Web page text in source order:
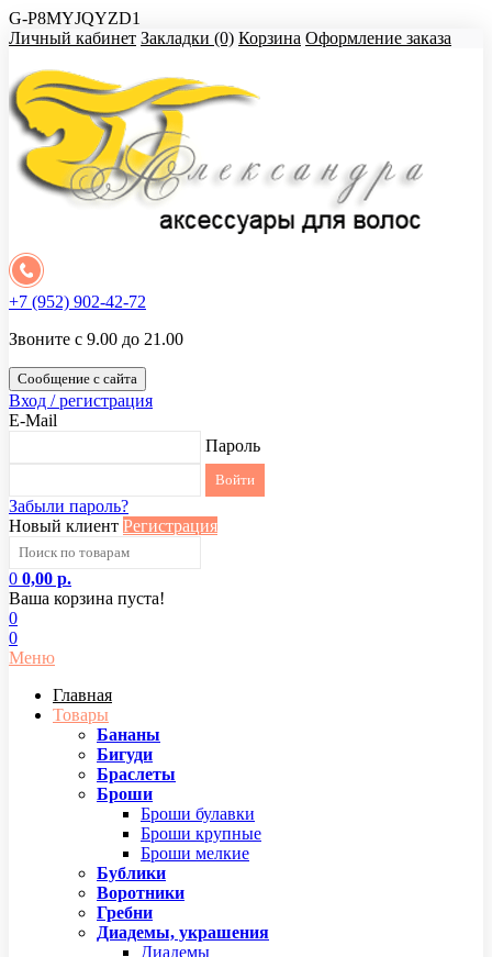
G-P8MYJQYZD1
Личный кабинет Закладки (0) Корзина Оформление заказа
+7 (952) 902-42-72
Звоните с 9.00 до 21.00
Сообщение с сайта
Вход / регистрация
E-Mail
Пароль
Забыли пароль?
Новый клиент Регистрация
0 0,00 р.
Ваша корзина пуста!
0
0
Меню
Главная
Товары
Бананы
Бигуди
Браслеты
Броши
Броши булавки
Броши крупные
Броши мелкие
Бублики
Воротники
Гребни
Диадемы, украшения
Диадемы